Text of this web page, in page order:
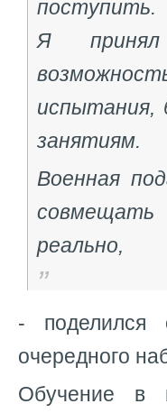
поступить.
Я принял
испытания,
занятиям.
Военная
реально,
- поделился
очередного
Обучение в